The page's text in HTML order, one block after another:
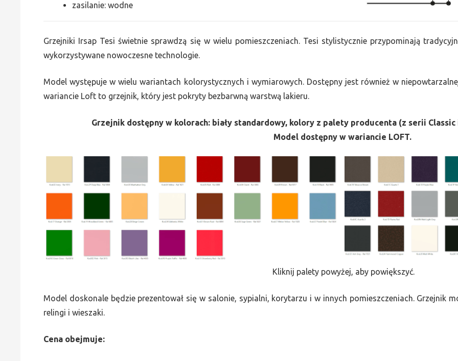
zasilanie: wodne
Grzejniki Irsap Tesi świetnie sprawdzą się w wielu pomieszczeniach. Tesi stylistycznie przypominają
wykorzystywane nowoczesne technologie.
Model występuje w wielu wariantach kolorystycznych i wymiarowych. Dostępny jest również w
wariancie Loft to grzejnik, który jest pokryty bezbarwną warstwą lakieru.
Grzejnik dostępny w kolorach: biały standardowy, kolory z palety producenta (z serii
Model dostępny w wariancie LOFT.
Kliknij palety powyżej, aby powiększyć.
Model doskonale będzie prezentował się w salonie, sypialni, korytarzu i w innych pomieszczeniach. Grzejnik
relingi i wieszaki.
Cena obejmuje: